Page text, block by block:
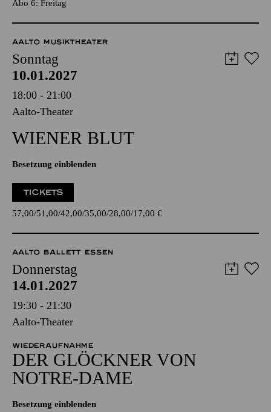
Abo 6: Freitag
AALTO MUSIKTHEATER
Sonntag
10.01.2027
18:00 - 21:00
Aalto-Theater
WIENER BLUT
Besetzung einblenden
TICKETS
57,00 51,00 42,00 35,00 28,00 17,00 €
AALTO BALLETT ESSEN
Donnerstag
14.01.2027
19:30 - 21:30
Aalto-Theater
WIEDERAUFNAHME
DER GLÖCKNER­ VON
NOTRE-DAME
Besetzung einblenden